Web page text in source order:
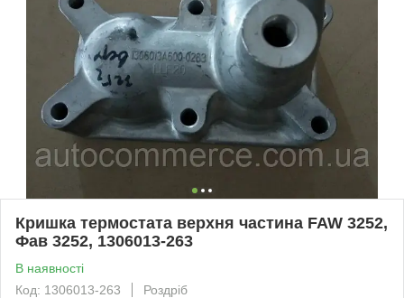
Кришка термостата верхня частина FAW 3252,
Фав 3252, 1306013-263
В наявності
Код: 1306013-263
Роздріб